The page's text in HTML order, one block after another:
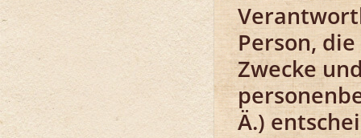
Person,
Zwecke
Ä.)